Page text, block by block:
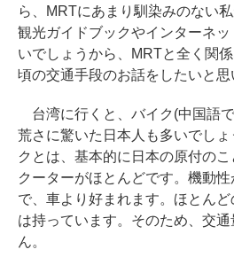
ら、MRTにあまり馴染みのない
観光ガイドブックやインターネ
いでしょうから、MRTと全く関
頃の交通手段のお話をしたいと思
台湾に行くと、バイク(中国語
荒さに驚いた日本人も多いでし
クとは、基本的に日本の原付の
クーターがほとんどです。機動
で、車より好まれます。ほとん
は持っています。そのため、交
ん。